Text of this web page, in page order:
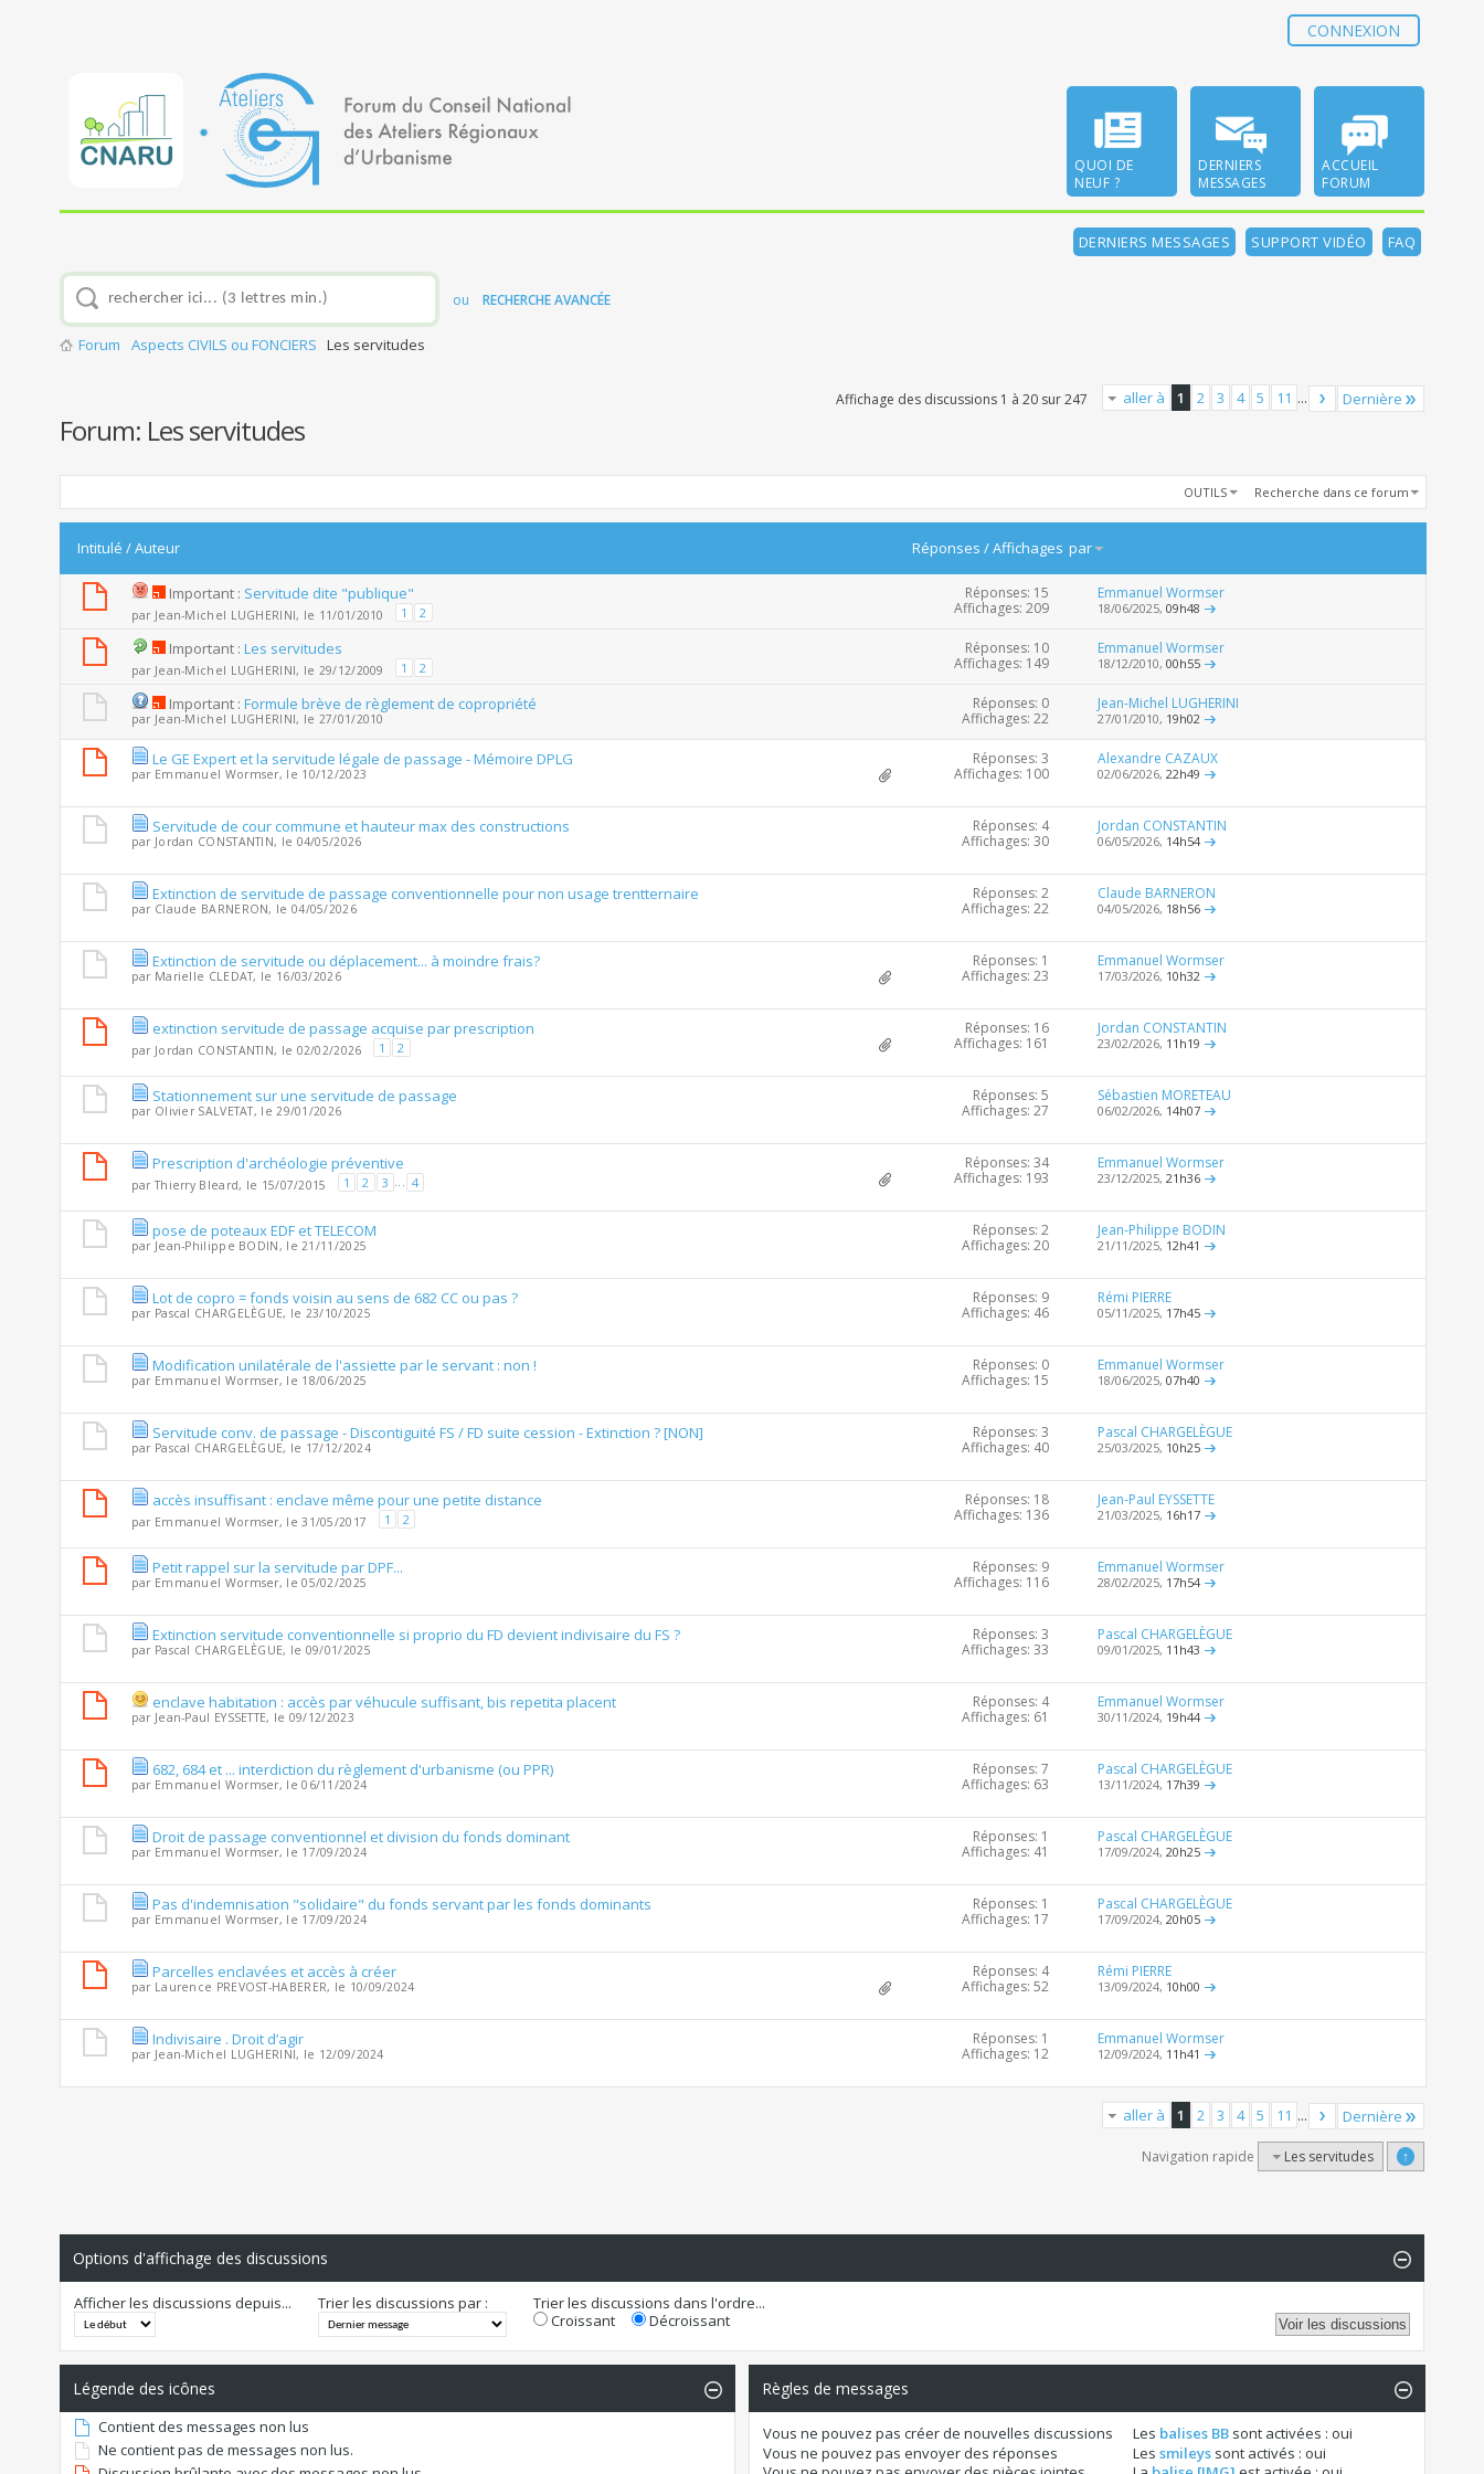
CONNEXION
QUOI DE
NEUF ?
DERNIERS
MESSAGES
ACCUEIL
FORUM
DERNIERS MESSAGES SUPPORT VIDÉO FAQ
ou RECHERCHE AVANCÉE
Forum Aspects CIVILS ou FONCIERS Les servitudes
aller à 1 2 3 4 5 11 ... Dernière
Affichage des discussions 1 à 20 sur 247
Forum: Les servitudes
OUTILS Recherche dans ce forum
Intitulé /Auteur Réponses /Affichages par
Important : Servitude dite "publique"
par Jean-Michel LUGHERINI, le 11/01/2010 1 2
Réponses: 15
Affichages: 209
Emmanuel Wormser
18/06/2025,09h48
Important : Les servitudes
par Jean-Michel LUGHERINI, le 29/12/2009 1 2
Réponses: 10
Affichages: 149
Emmanuel Wormser
18/12/2010,00h55
Important : Formule brève de règlement de copropriété
par Jean-Michel LUGHERINI, le 27/01/2010
Réponses: 0
Affichages: 22
Jean-Michel LUGHERINI
27/01/2010, 19h02
Le GE Expert et la servitude légale de passage - Mémoire DPLG
par Emmanuel Wormser, le 10/12/2023
Réponses: 3
Affichages: 100
Alexandre CAZAUX
02/06/2026,22h49
Servitude de cour commune et hauteur max des constructions
par Jordan CONSTANTIN, le 04/05/2026
Réponses: 4
Affichages: 30
Jordan CONSTANTIN
06/05/2026, 14h54
Extinction de servitude de passage conventionnelle pour non usage trentternaire
par Claude BARNERON, le 04/05/2026
Réponses: 2
Affichages: 22
Claude BARNERON
04/05/2026, 18h56
Extinction de servitude ou déplacement... à moindre frais?
par Marielle CLEDAT, le 16/03/2026
Réponses: 1
Affichages: 23
Emmanuel Wormser
17/03/2026, 10h32
extinction servitude de passage acquise par prescription
par Jordan CONSTANTIN, le 02/02/2026 1 2
Réponses: 16
Affichages: 161
Jordan CONSTANTIN
23/02/2026, 11h19
Stationnement sur une servitude de passage
par Olivier SALVETAT, le 29/01/2026
Réponses: 5
Affichages: 27
Sébastien MORETEAU
06/02/2026, 14h07
Prescription d'archéologie préventive
parThierry Bleard, le 15/07/2015 1 2 3 ... 4
Réponses: 34
Affichages: 193
Emmanuel Wormser
23/12/2025,21h36
pose de poteaux EDF et TELECOM
par Jean-Philippe BODIN, le 21/11/2025
Réponses: 2
Affichages: 20
Jean-Philippe BODIN
21/11/2025, 12h41
Lot de copro = fonds voisin au sens de 682 CC ou pas ?
par Pascal CHARGELÈGUE, le 23/10/2025
Réponses: 9
Affichages: 46
Rémi PIERRE
05/11/2025, 17h45
Modification unilatérale de l'assiette par le servant : non !
par Emmanuel Wormser, le 18/06/2025
Réponses: 0
Affichages: 15
Emmanuel Wormser
18/06/2025,07h40
Servitude conv. de passage - Discontiguité FS / FD suite cession - Extinction ? [NON]
par Pascal CHARGELÈGUE, le 17/12/2024
Réponses: 3
Affichages: 40
Pascal CHARGELÈGUE
25/03/2025, 10h25
accès insuffisant : enclave même pour une petite distance
par Emmanuel Wormser, le 31/05/2017 1 2
Réponses: 18
Affichages: 136
Jean-Paul EYSSETTE
21/03/2025, 16h17
Petit rappel sur la servitude par DPF...
par Emmanuel Wormser, le 05/02/2025
Réponses: 9
Affichages: 116
Emmanuel Wormser
28/02/2025, 17h54
Extinction servitude conventionnelle si proprio du FD devient indivisaire du FS ?
par Pascal CHARGELÈGUE, le 09/01/2025
Réponses: 3
Affichages: 33
Pascal CHARGELÈGUE
09/01/2025, 11h43
enclave habitation : accès par véhucule suffisant, bis repetita placent
par Jean-Paul EYSSETTE, le 09/12/2023
Réponses: 4
Affichages: 61
Emmanuel Wormser
30/11/2024, 19h44
682, 684 et ... interdiction du règlement d'urbanisme (ou PPR)
par Emmanuel Wormser, le 06/11/2024
Réponses: 7
Affichages: 63
Pascal CHARGELÈGUE
13/11/2024, 17h39
Droit de passage conventionnel et division du fonds dominant
par Emmanuel Wormser, le 17/09/2024
Réponses: 1
Affichages: 41
Pascal CHARGELÈGUE
17/09/2024,20h25
Pas d'indemnisation "solidaire" du fonds servant par les fonds dominants
par Emmanuel Wormser, le 17/09/2024
Réponses: 1
Affichages: 17
Pascal CHARGELÈGUE
17/09/2024,20h05
Parcelles enclavées et accès à créer
par Laurence PREVOST-HABERER, le 10/09/2024
Réponses: 4
Affichages: 52
Rémi PIERRE
13/09/2024, 10h00
Indivisaire . Droit d’agir
par Jean-Michel LUGHERINI, le 12/09/2024
Réponses: 1
Affichages: 12
Emmanuel Wormser
12/09/2024, 11h41
aller à 1 2 3 4 5 11 ... Dernière
Navigation rapide Les servitudes ↑
Options d'affichage des discussions
Afficher les discussions depuis... Trier les discussions par :
Trier les discussions dans l'ordre...
Croissant
Décroissant
Légende des icônes
Contient des messages non lus
Ne contient pas de messages non lus.
Règles de messages
Vousne pouvez pas créer de nouvelles discussions
Vousne pouvez pas envoyer des réponses
Les balises BBsont activées : oui
Les smileyssont activés : oui